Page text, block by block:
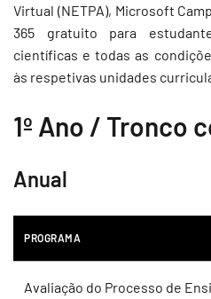
Virtual (NETPA), Microsoft
365 gratuito para
científicas e todas as
às respetivas unidades
1º Ano / Tronco
Anual
PROGRAMA
Avaliação do Processo de